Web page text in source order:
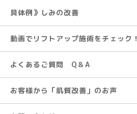
具体例》しみの改善
動画でリフトアップ施術をチェック！
よくあるご質問 Q＆A
お客様から「肌質改善」のお声